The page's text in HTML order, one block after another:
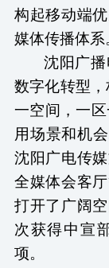
构起移动端
媒体传播体系
沈阳广
数字化转型，
一空间，一
用场景和机
沈阳广电传
全媒体会客厅
打开了广阔
次获得中宣
项。